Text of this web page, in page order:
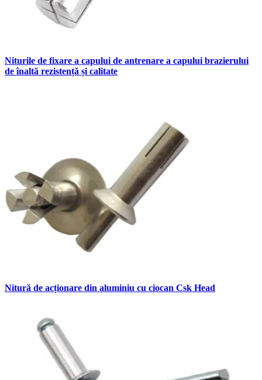
Niturile de fixare a capului de antrenare a capului brazierului
de înaltă rezistență și calitate
Nitură de acționare din aluminiu cu ciocan Csk Head